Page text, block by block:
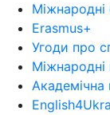
Міжнародні
Erasmus+
Угоди про
Міжнародні
Академічна